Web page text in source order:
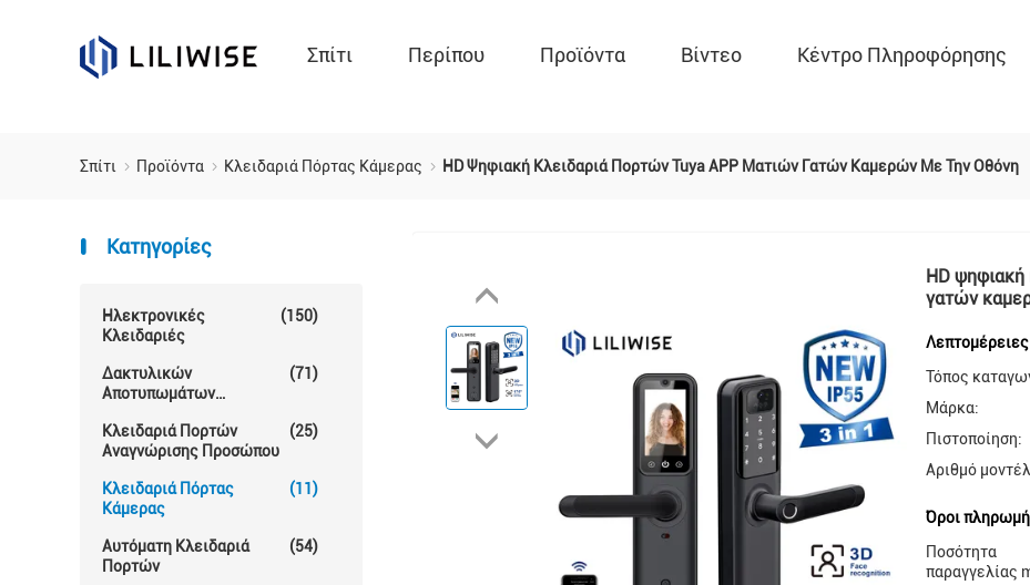
Σπίτι Περίπου Προϊόντα Βίντεο Κέντρο Πληροφόρησης
Σπίτι Προϊόντα Κλειδαριά Πόρτας Κάμερας HD Ψηφιακή Κλειδαριά Πορτών Tuya APP Ματιών Γατών Καμερών Με Την Οθόνη
Κατηγορίες
Ηλεκτρονικές
Κλειδαριές
(150)
Δακτυλικών
Αποτυπωμάτων
(71)
Κλειδαριά Πορτών
Αναγνώρισης Προσώπου
(25)
Κλειδαριά Πόρτας
Κάμερας
(11)
Αυτόματη Κλειδαριά
Πορτών
(54)
HD ψηφιακή
γατών
Τόπος
Μάρκα:
Πιστοποίηση:
Αριθμό
Όροι
Ποσότητα
παραγγελίας